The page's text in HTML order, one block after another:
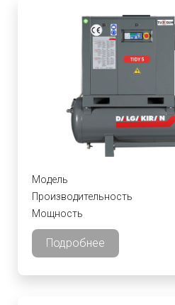
Модель
Производительность
Мощность
Подробнее